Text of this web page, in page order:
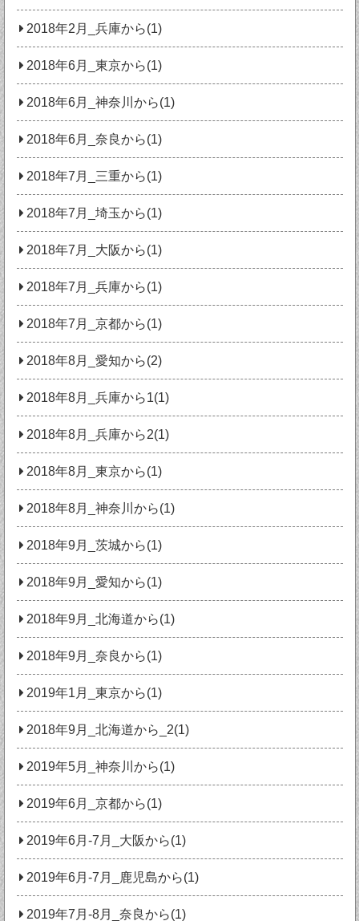
2018年2月_兵庫から(1)
2018年6月_東京から(1)
2018年6月_神奈川から(1)
2018年6月_奈良から(1)
2018年7月_三重から(1)
2018年7月_埼玉から(1)
2018年7月_大阪から(1)
2018年7月_兵庫から(1)
2018年7月_京都から(1)
2018年8月_愛知から(2)
2018年8月_兵庫から1(1)
2018年8月_兵庫から2(1)
2018年8月_東京から(1)
2018年8月_神奈川から(1)
2018年9月_茨城から(1)
2018年9月_愛知から(1)
2018年9月_北海道から(1)
2018年9月_奈良から(1)
2019年1月_東京から(1)
2018年9月_北海道から_2(1)
2019年5月_神奈川から(1)
2019年6月_京都から(1)
2019年6月-7月_大阪から(1)
2019年6月-7月_鹿児島から(1)
2019年7月-8月_奈良から(1)